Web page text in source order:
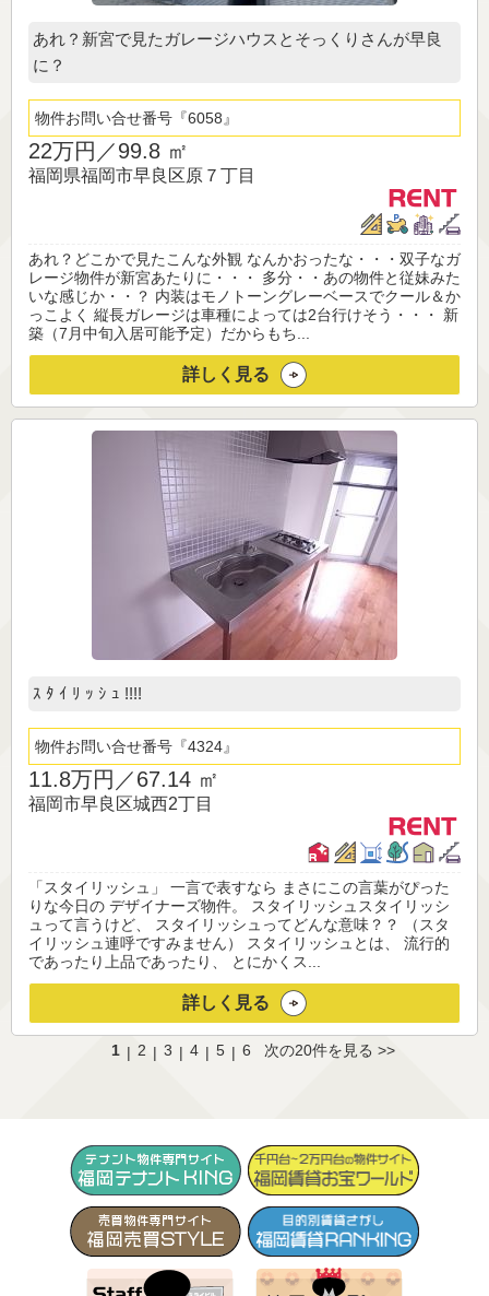
あれ？新宮で見たガレージハウスとそっくりさんが早良
に？
物件お問い合せ番号 6058
22万円／99.8 ㎡
福岡県福岡市早良区原７丁目
あれ？どこかで見たこんな外観 なんかおったな・・・双子なガ
レージ物件が新宮あたりに・・・ 多分・・あの物件と従妹みた
いな感じか・・？ 内装はモノトーングレーベースでクール＆か
っこよく 縦長ガレージは車種によっては2台行けそう・・・ 新
築（7月中旬入居可能予定）だからもち...
詳しく見る
ｽ ﾀ ｲ ﾘ ｯ ｼ ｭ !!!!
物件お問い合せ番号 4324
11.8万円／67.14 ㎡
福岡市早良区城西2丁目
「スタイリッシュ」 一言で表すなら まさにこの言葉がぴった
りな今日の デザイナーズ物件。 スタイリッシュスタイリッシ
ュって言うけど、 スタイリッシュってどんな意味？？ （スタ
イリッシュ連呼ですみません） スタイリッシュとは、 流行的
であったり上品であったり、 とにかくス...
詳しく見る
1 | 2 | 3 | 4 | 5 | 6 次の20件を見る >>